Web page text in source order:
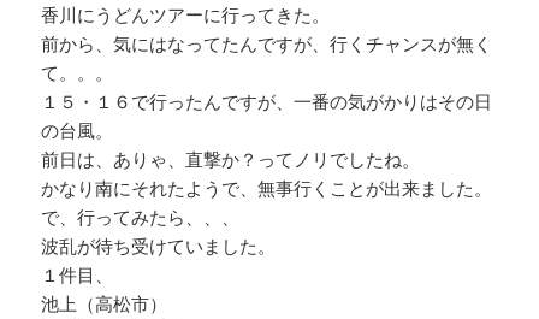
香川にうどんツアーに行ってきた。
前から、気にはなってたんですが、行くチャンスが無く
て。。。
１５・１６で行ったんですが、一番の気がかりはその日
の台風。
前日は、ありゃ、直撃か？ってノリでしたね。
かなり南にそれたようで、無事行くことが出来ました。
で、行ってみたら、、、
波乱が待ち受けていました。
１件目、
池上（高松市）